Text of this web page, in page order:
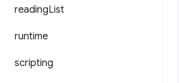
readingList
runtime
scripting